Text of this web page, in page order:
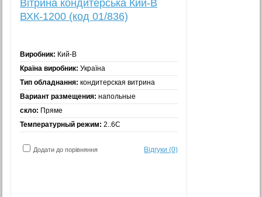
Вітрина кондитерська Кий-В
ВХК-1200 (код 01/836)
Виробник: Кий-В
Країна виробник: Україна
Тип обладнання: кондитерская витрина
Вариант размещения: напольные
скло: Пряме
Температурный режим: 2..6С
Додати до порівняння Відгуки (0)